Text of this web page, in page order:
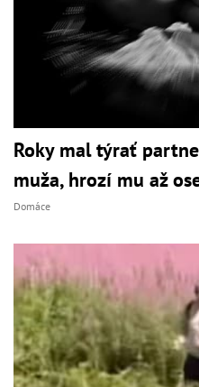
Roky mal týrať
muža, hrozí mu až
Domáce